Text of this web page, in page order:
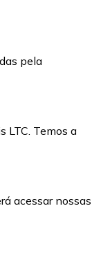
pela
LTC. Temos a
acessar nossas